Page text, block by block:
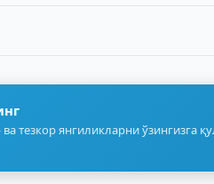
тезкор янгиликларни ўзингизга